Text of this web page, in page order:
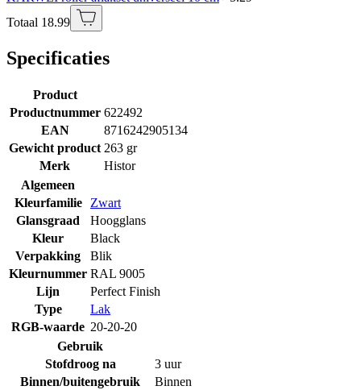
Totaal 18.99
Specificaties
Product
Productnummer 622492
EAN
8716242905134
Gewicht product 263 gr
Merk
Histor
Algemeen
Kleurfamilie
Zwart
Glansgraad
Hoogglans
Kleur
Black
Verpakking
Blik
Kleurnummer RAL 9005
Lijn
Perfect Finish
Type
Lak
RGB-waarde 20-20-20
Gebruik
Stofdroog na
3 uur
Binnen/buitengebruik
Binnen